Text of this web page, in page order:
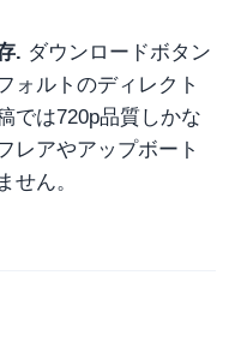
. ダウンロードボタン
ォルトのディレクト
では720p品質しかな
レアやアップボート
せん。